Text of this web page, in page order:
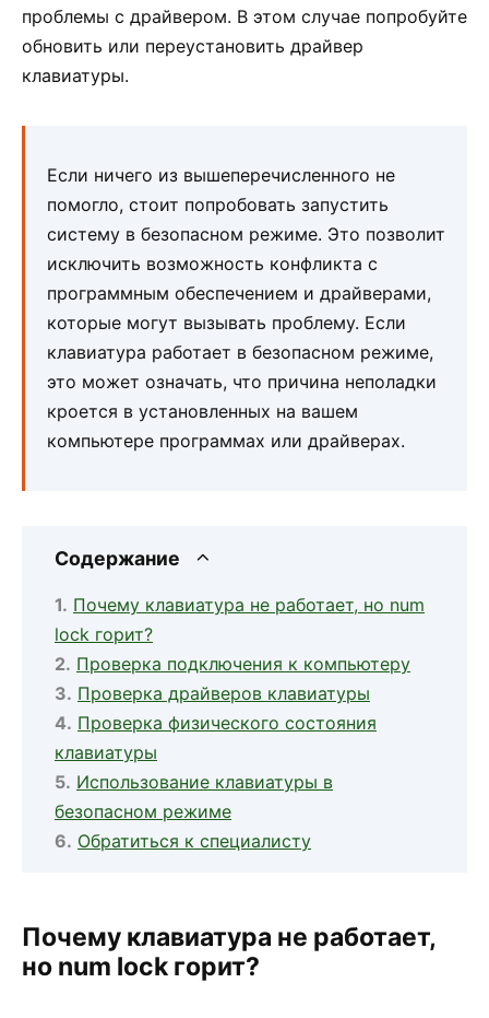
проблемы с драйвером. В этом случае попробуйте
обновить или переустановить драйвер
клавиатуры.
Если ничего из вышеперечисленного не
помогло, стоит попробовать запустить
систему в безопасном режиме. Это позволит
исключить возможность конфликта с
программным обеспечением и драйверами,
которые могут вызывать проблему. Если
клавиатура работает в безопасном режиме,
это может означать, что причина неполадки
кроется в установленных на вашем
компьютере программах или драйверах.
Содержание
Почему клавиатура не работает, но num
lock горит?
Проверка подключения к компьютеру
Проверка драйверов клавиатуры
Проверка физического состояния
клавиатуры
Использование клавиатуры в
безопасном режиме
Обратиться к специалисту
Почему клавиатура не работает,
но num lock горит?